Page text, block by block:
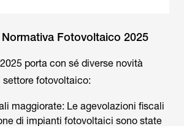
Fotovoltaico 2025
porta con sé diverse novità
fotovoltaico:
maggiorate: Le agevolazioni fiscali
di impianti fotovoltaici sono state